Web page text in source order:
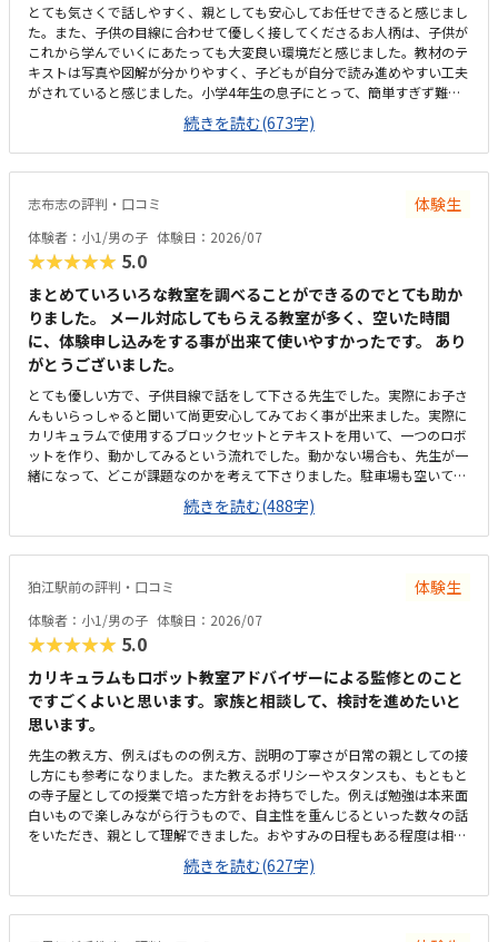
とても気さくで話しやすく、親としても安心してお任せできると感じまし
た。また、子供の目線に合わせて優しく接してくださるお人柄は、子供が
これから学んでいくにあたっても大変良い環境だと感じました。教材のテ
キストは写真や図解が分かりやすく、子どもが自分で読み進めやすい工夫
がされていると感じました。小学4年生の息子にとって、簡単すぎず難し
すぎない「ちょうど良い難易度」で、最後まで飽きることなく集中してロ
ボット作りに取り組むことができました。自分の力で完成させられたこと
が、本人の自信や達成感に繋がったようです。小学校（共和西小学校）の
すぐ隣にあり、場所がとても分かりやすかったです。家からのアクセスも
中にあり、明るく清潔感のある雰囲気でした。子どもが集中して細かい作
業に取り組める環境がしっかりと整っていると感じました。また、先生と
の距離感も近く、質問しやすいアットホームな空気が魅力的です。ロボッ
ト教室という性質上、入会時に専用キット代などの初期費用はかかります
が、カリキュラムの充実度や専門的な内容を考慮すると妥当な金額だと感
じます。他の一般的な習い事と比べると少し高めかもしれませんが、子ど
もの興味の引き出し方や学びの質を思えば納得できる設定です。何よりも
担当の先生がとても気さくで話しやすく、子どもの目線に合わせて優しく
指導してくださった点が一番良かったです。小学4年生の息子にとって教
材の難易度もちょうど良く、自力でロボットを完成させられたことが大き
な自信になったようです。
続きを読む(673字)
志布志の評判・口コミ 体験生
体験者：小1/男の子 体験日：2026/07
★★★★★ 5.0
まとめていろいろな教室を調べることができるのでとても助か
りました。 メール対応してもらえる教室が多く、空いた時間
に、体験申し込みをする事が出来て使いやすかったです。 あり
がとうございました。
とても優しい方で、子供目線で話をして下さる先生でした。実際にお子さ
んもいらっしゃると聞いて尚更安心してみておく事が出来ました。実際に
カリキュラムで使用するブロックセットとテキストを用いて、一つのロボ
ットを作り、動かしてみるという流れでした。動かない場合も、先生が一
緒になって、どこが課題なのかを考えて下さりました。駐車場も空いてい
たので、通いやすかったです。駅からは歩いて5分ちょっとくらいはかか
るかと思います。駐車場は、他のテナントとの共有になるので、時間帯に
よっては混むこともあるかもです。机は長机で少し狭いかなと思うところ
もありましたが、隣の方と2人で一つの長机を使うので、そこまで不便な
ますが、他のプログラミング教室もおおよそ同じくらいの金額なので、初
期費用以外は妥当かなと思います。先生が温厚な方で、優しい方だったの
で、雰囲気は良かったです。教材も、テキストに等身のブロックの写真が
載っていたりして、子供も見やすそうでした。実際に作ったものが動くと
いう経験ができるので、子供はとても感動していました、
続きを読む(488字)
狛江駅前の評判・口コミ 体験生
体験者：小1/男の子 体験日：2026/07
★★★★★ 5.0
カリキュラムもロボット教室アドバイザーによる監修とのこと
ですごくよいと思います。家族と相談して、検討を進めたいと
思います。
先生の教え方、例えばものの例え方、説明の丁寧さが日常の親としての接
し方にも参考になりました。また教えるポリシーやスタンスも、もともと
の寺子屋としての授業で培った方針をお持ちでした。例えば勉強は本来面
白いもので楽しみながら行うもので、自主性を重んじるといった数々の話
をいただき、親として理解できました。おやすみの日程もある程度は相談
に応じていただける話もあり、良さそうでした。教材は幼児〜小学生低・
中・高に合わせて、絵中心〜文字多めとテキストが異なっており、年齢に
合わせ理解し易くなってます。ブロックのキットは同じものを使い回すの
で、都度壊すのでうちで散らかることないので、良い点だと思います。先
続きを読む(627字)